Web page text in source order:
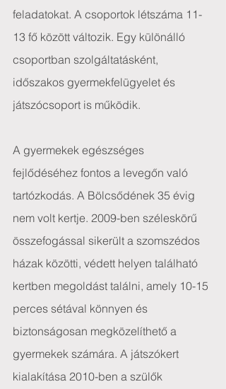
feladatokat. A csoportok létszáma 11-
13 fő között változik. Egy különálló
csoportban szolgáltatásként,
időszakos gyermekfelügyelet és
játszócsoport is működik.
A gyermekek egészséges
fejlődéséhez fontos a levegőn való
tartózkodás. A Bölcsődének 35 évig
nem volt kertje. 2009-ben széleskörű
összefogással sikerült a szomszédos
házak közötti, védett helyen található
kertben megoldást találni, amely 10-15
perces sétával könnyen és
biztonságosan megközelíthető a
gyermekek számára. A játszókert
kialakítása 2010-ben a szülők